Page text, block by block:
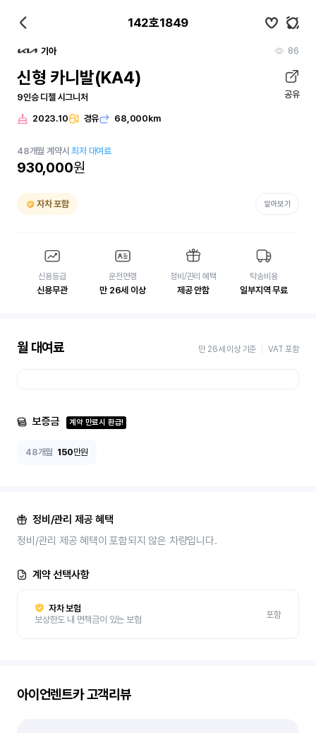
142호1849
기아 86
신형 카니발(KA4)
9인승 디젤 시그니처 공유
2023.10 경유 68,000km
48개월 계약시최저 대여료
930,000원
자차 포함 알아보기
신용등급
신용무관
운전연령
만 26세 이상
정비/관리 혜택
제공 안함
탁송비용
일부지역 무료
월 대여료 만 26세 이상 기준 VAT 포함
보증금 계약 만료시 환급!
48개월 150만원
정비/관리 제공 혜택
정비/관리 제공 혜택이 포함되지 않은 차량입니다.
계약 선택사항
자차 보험
보상한도 내 면책금이 있는 보험
포함
아이언렌트카고객리뷰